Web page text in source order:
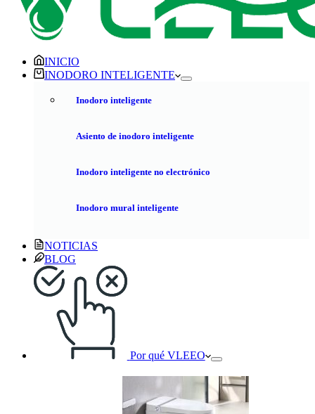
INICIO
INODORO INTELIGENTE
Inodoro inteligente
Asiento de inodoro inteligente
Inodoro inteligente no electrónico
Inodoro mural inteligente
NOTICIAS
BLOG
Por qué VLEEO